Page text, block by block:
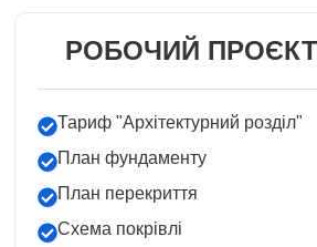
РОБОЧИЙ ПРОЄКТ
Тариф "Архітектурний розділ"
План фундаменту
План перекриття
Схема покрівлі